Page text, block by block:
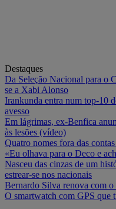
Destaques
Da Seleção Nacional para o
se a Xabi Alonso
Irankunda entra num top-10
avesso
Em lágrimas, ex-Benfica
às lesões (vídeo)
Quatro nomes fora das
«Eu olhava para o Deco e
Nasceu das cinzas de um
estrear-se nos nacionais
Bernardo Silva renova com
O smartwatch com GPS que